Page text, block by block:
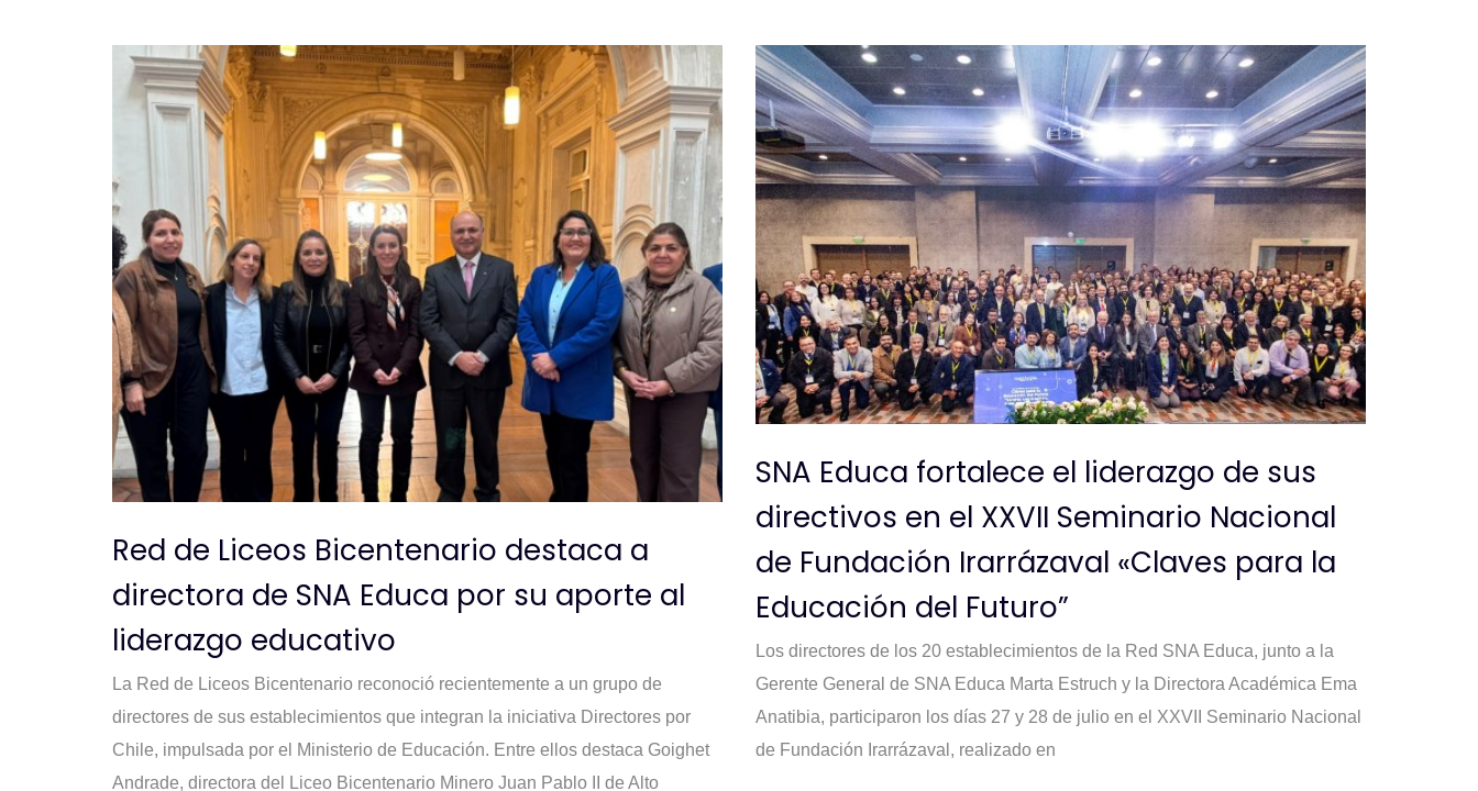
Red de Liceos Bicentenario destaca a
directora de SNA Educa por su aporte al
liderazgo educativo
La Red de Liceos Bicentenario reconoció recientemente a un grupo de
directores de sus establecimientos que integran la iniciativa Directores por
Chile, impulsada por el Ministerio de Educación. Entre ellos destaca Goighet
Andrade, directora del Liceo Bicentenario Minero Juan Pablo II de Alto
SNA Educa fortalece el liderazgo de sus
directivos en el XXVII Seminario Nacional
de Fundación Irarrázaval «Claves para la
Educación del Futuro”
Los directores de los 20 establecimientos de la Red SNA Educa, junto a la
Gerente General de SNA Educa Marta Estruch y la Directora Académica Ema
Anatibia, participaron los días 27 y 28 de julio en el XXVII Seminario Nacional
de Fundación Irarrázaval, realizado en